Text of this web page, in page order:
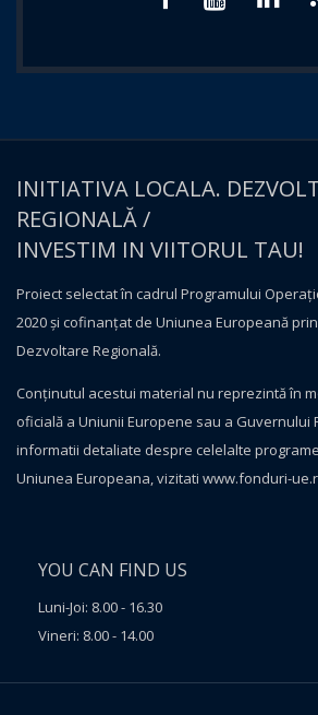
INITIATIVA LOCALA.
REGIONALĂ /
INVESTIM IN VIITORUL TAU!
Proiect selectat în cadrul Programului
2020 și cofinanțat de Uniunea Europeană
Dezvoltare Regională.
Conţinutul acestui material nu reprezintă în
oficială a Uniunii Europene sau a Guvernului
informatii detaliate despre celelalte
Uniunea Europeana, vizitati www.fonduri-
YOU CAN FIND US
Luni-Joi: 8.00 - 16.30
Vineri: 8.00 - 14.00